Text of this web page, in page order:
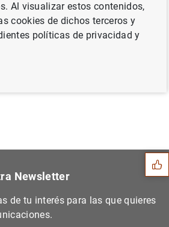
Siguiente
financiero consolida...
Sugerencias
Newsletter
de tu interés para las que quieres
Al visualizar estos contenidos,
cookies de dichos terceros y
políticas de privacidad y